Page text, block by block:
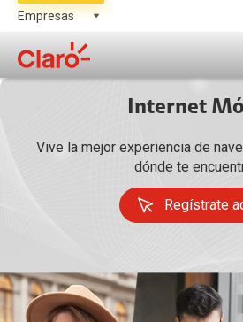
Internet
Vive la mejor experiencia de
dónde te
Regístrate